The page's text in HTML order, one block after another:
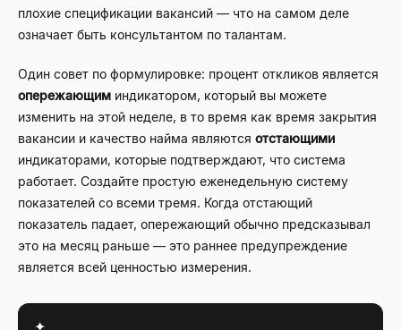
плохие спецификации вакансий — что на самом деле
означает быть консультантом по талантам.
Один совет по формулировке: процент откликов является
опережающим индикатором, который вы можете
изменить на этой неделе, в то время как время закрытия
вакансии и качество найма являются отстающими
индикаторами, которые подтверждают, что система
работает. Создайте простую еженедельную систему
показателей со всеми тремя. Когда отстающий
показатель падает, опережающий обычно предсказывал
это на месяц раньше — это раннее предупреждение
является всей ценностью измерения.
✦